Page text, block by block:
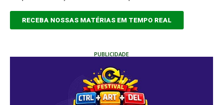
RECEBA NOSSAS MATÉRIAS EM TEMPO REAL
PUBLICIDADE